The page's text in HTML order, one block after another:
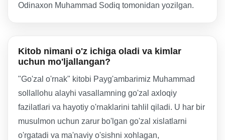
Odinaxon Muhammad Sodiq tomonidan yozilgan.
Kitob nimani o'z ichiga oladi va kimlar
uchun mo'ljallangan?
"Go'zal o'rnak" kitobi Payg'ambarimiz Muhammad
sollallohu alayhi vasallamning go'zal axloqiy
fazilatlari va hayotiy o'rnaklarini tahlil qiladi. U har bir
musulmon uchun zarur bo'lgan go'zal xislatlarni
o'rgatadi va ma'naviy o'sishni xohlagan,